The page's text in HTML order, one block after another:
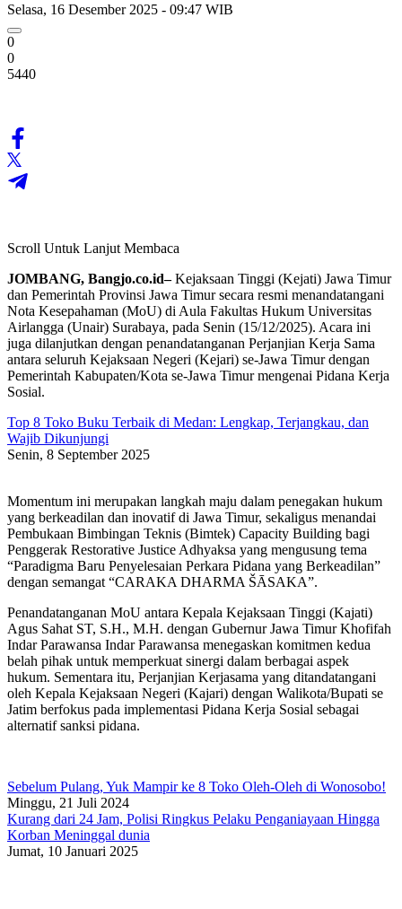
Selasa, 16 Desember 2025 - 09:47 WIB
0
0
5440
Scroll Untuk Lanjut Membaca
JOMBANG, Bangjo.co.id–Kejaksaan Tinggi (Kejati) Jawa Timur
dan Pemerintah Provinsi Jawa Timur secara resmi menandatangani
Nota Kesepahaman (MoU) di Aula Fakultas Hukum Universitas
Airlangga (Unair) Surabaya, pada Senin (15/12/2025). Acara ini
juga dilanjutkan dengan penandatanganan Perjanjian Kerja Sama
antara seluruh Kejaksaan Negeri (Kejari) se-Jawa Timur dengan
Pemerintah Kabupaten/Kota se-Jawa Timur mengenai Pidana Kerja
Sosial.
Top 8 Toko Buku Terbaik di Medan: Lengkap, Terjangkau, dan
Wajib Dikunjungi
Senin, 8 September 2025
Momentum ini merupakan langkah maju dalam penegakan hukum
yang berkeadilan dan inovatif di Jawa Timur, sekaligus menandai
Pembukaan Bimbingan Teknis (Bimtek) Capacity Building bagi
Penggerak Restorative Justice Adhyaksa yang mengusung tema
“Paradigma Baru Penyelesaian Perkara Pidana yang Berkeadilan”
dengan semangat “CARAKA DHARMA ŠĀSAKA”.
Penandatanganan MoU antara Kepala Kejaksaan Tinggi (Kajati)
Agus Sahat ST, S.H., M.H. dengan Gubernur Jawa Timur Khofifah
Indar Parawansa Indar Parawansa menegaskan komitmen kedua
belah pihak untuk memperkuat sinergi dalam berbagai aspek
hukum. Sementara itu, Perjanjian Kerjasama yang ditandatangani
oleh Kepala Kejaksaan Negeri (Kajari) dengan Walikota/Bupati se
Jatim berfokus pada implementasi Pidana Kerja Sosial sebagai
alternatif sanksi pidana.
Sebelum Pulang, Yuk Mampir ke 8 Toko Oleh-Oleh di Wonosobo!
Minggu, 21 Juli 2024
Kurang dari 24 Jam, Polisi Ringkus Pelaku Penganiayaan Hingga
Korban Meninggal dunia
Jumat, 10 Januari 2025